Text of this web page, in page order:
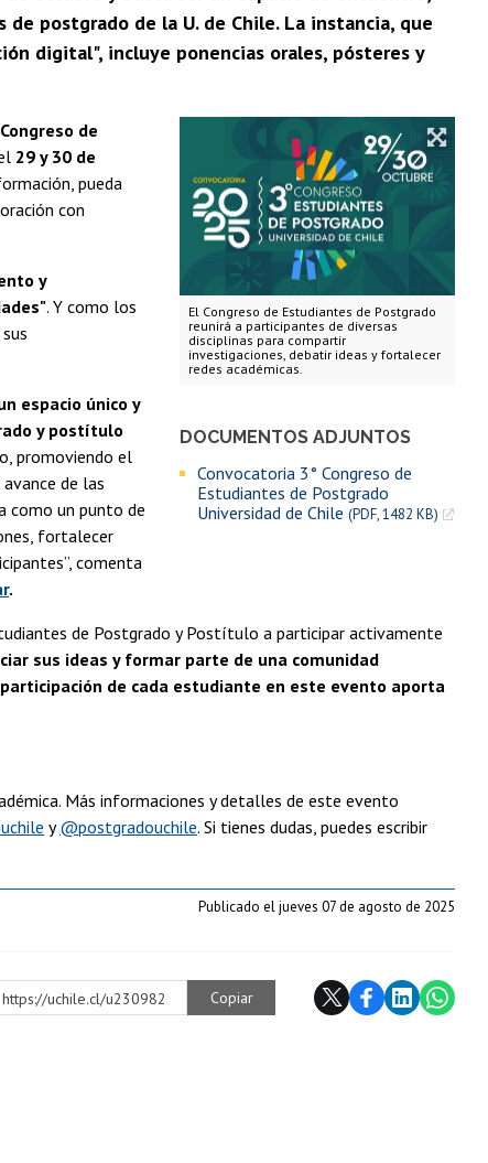
postgrado de la U. de Chile. La instancia, que
digital", incluye ponencias orales, pósteres y
El Congreso de Estudiantes de Postgrado
reunirá a participantes de diversas
disciplinas para compartir
investigaciones, debatir ideas y fortalecer
redes académicas.
DOCUMENTOS ADJUNTOS
Convocatoria 3° Congreso de
Estudiantes de Postgrado
Universidad de Chile (PDF, 1482 KB)
de
29 y 30 de
pueda
con
y
. Y como los
espacio único y
y postítulo
promoviendo el
de las
como un punto de
fortalecer
comenta
.
de Postgrado y Postítulo a participar activamente
sus ideas y formar parte de una comunidad
de cada estudiante en este evento aporta
Más informaciones y detalles de este evento
y@postgradouchile. Si tienes dudas, puedes escribir
Publicado el jueves 07 de agosto de 2025
https://uchile.cl/u230982 Copiar